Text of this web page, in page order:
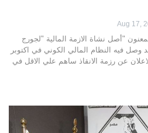
Aug 17,
"أصل نشاة الازمة المالية "لجورج
وصل فيه النظام المالي الكوني في اكتوبر
.ان الاعلان عن رزمة الانقاذ ساهم علي الاقل في